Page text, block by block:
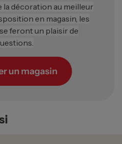
la décoration au meilleur
en magasin, les
feront un plaisir de
un magasin